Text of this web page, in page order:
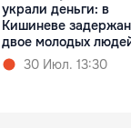
украли деньги: в
Кишиневе
двое молодых
30 Июл. 13:30